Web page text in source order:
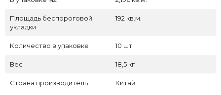
Площадь беспороговой
укладки
192 кв.м.
Количество в упаковке 10 шт
Вес 18,5 кг
Страна производитель Китай